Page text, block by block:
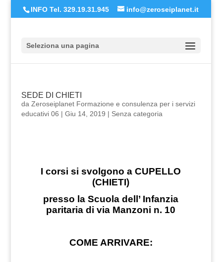
INFO Tel. 329.19.31.945 info@zeroseiplanet.it
Seleziona una pagina
SEDE DI CHIETI
da Zeroseiplanet Formazione e consulenza per i servizi
educativi 06 | Giu 14, 2019 | Senza categoria
I corsi si svolgono a CUPELLO
(CHIETI)
presso la Scuola dell’ Infanzia
paritaria di via Manzoni n. 10
COME ARRIVARE: